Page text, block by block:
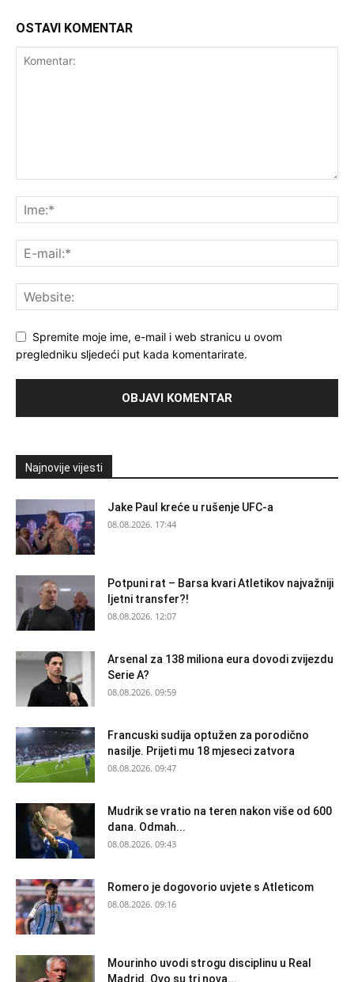
OSTAVI KOMENTAR
Spremite moje ime, e-mail i web stranicu u ovom
pregledniku sljedeći put kada komentarirate.
Najnovije vijesti
Jake Paul kreće u rušenje UFC-a
08.08.2026. 17:44
Potpuni rat – Barsa kvari Atletikov najvažniji
ljetni transfer?!
08.08.2026. 12:07
Arsenal za 138 miliona eura dovodi zvijezdu
Serie A?
08.08.2026. 09:59
Francuski sudija optužen za porodično
nasilje. Prijeti mu 18 mjeseci zatvora
08.08.2026. 09:47
Mudrik se vratio na teren nakon više od 600
dana. Odmah...
08.08.2026. 09:43
Romero je dogovorio uvjete s Atleticom
08.08.2026. 09:16
Mourinho uvodi strogu disciplinu u Real
Madrid. Ovo su tri nova...